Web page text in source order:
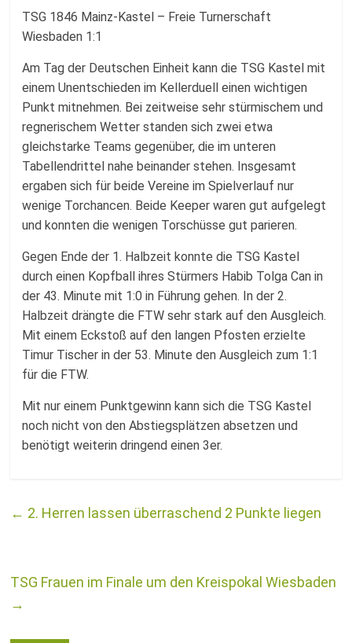
TSG 1846 Mainz-Kastel – Freie Turnerschaft
Wiesbaden 1:1
Am Tag der Deutschen Einheit kann die TSG Kastel mit
einem Unentschieden im Kellerduell einen wichtigen
Punkt mitnehmen. Bei zeitweise sehr stürmischem und
regnerischem Wetter standen sich zwei etwa
gleichstarke Teams gegenüber, die im unteren
Tabellendrittel nahe beinander stehen. Insgesamt
ergaben sich für beide Vereine im Spielverlauf nur
wenige Torchancen. Beide Keeper waren gut aufgelegt
und konnten die wenigen Torschüsse gut parieren.
Gegen Ende der 1. Halbzeit konnte die TSG Kastel
durch einen Kopfball ihres Stürmers Habib Tolga Can in
der 43. Minute mit 1:0 in Führung gehen. In der 2.
Halbzeit drängte die FTW sehr stark auf den Ausgleich.
Mit einem Eckstoß auf den langen Pfosten erzielte
Timur Tischer in der 53. Minute den Ausgleich zum 1:1
für die FTW.
Mit nur einem Punktgewinn kann sich die TSG Kastel
noch nicht von den Abstiegsplätzen absetzen und
benötigt weiterin dringend einen 3er.
← 2. Herren lassen überraschend 2 Punkte liegen
TSG Frauen im Finale um den Kreispokal Wiesbaden
→